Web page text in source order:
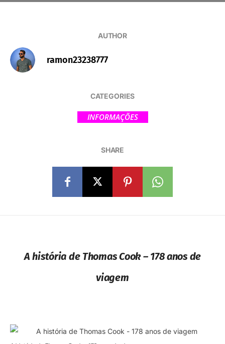
AUTHOR
ramon23238777
CATEGORIES
INFORMAÇÕES
SHARE
A história de Thomas Cook – 178 anos de
viagem